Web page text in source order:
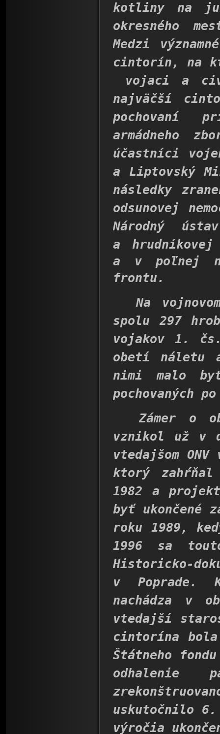
kotliny na
okresného
Medzi
cintorín, na
vojaci a
najväčší
pochovaní
armádneho
účastníci
a Liptovský
následky
odsunovej
Národný
a
a v poľnej
frontu.
Na
spolu 297
vojakov 1.
obetí náletu
nimi malo
pochovaných
Zámer o
vznikol už v
vtedajšom
ktorý
1982 a
byť ukončené
roku 1989,
1996 sa
Historicko-
v Poprade.
nachádza v
vtedajší
cintorína bola
Štátneho
odhalenie
uskutočnilo
výročia